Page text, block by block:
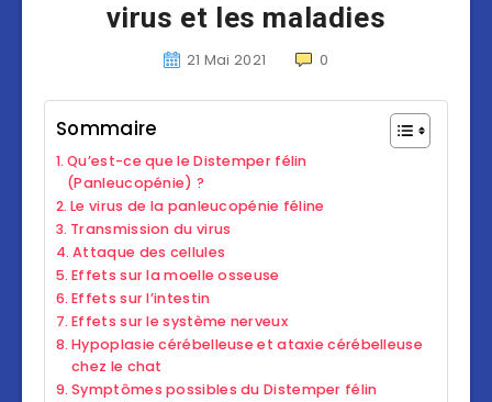
virus et les maladies
21 Mai 2021 0
Sommaire
Qu’est-ce que le Distemper félin
(Panleucopénie) ?
Le virus de la panleucopénie féline
Transmission du virus
Attaque des cellules
Effets sur la moelle osseuse
Effets sur l’intestin
Effets sur le système nerveux
Hypoplasie cérébelleuse et ataxie cérébelleuse
chez le chat
Symptômes possibles du Distemper félin